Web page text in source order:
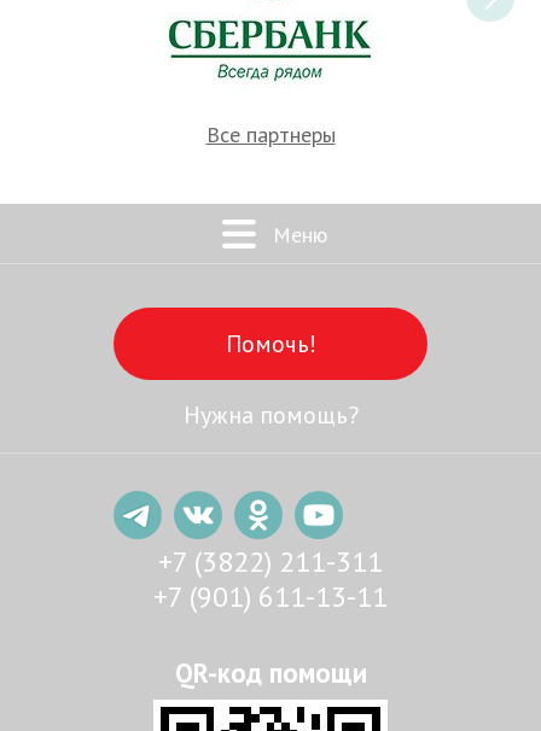
Все партнеры
Меню
Помочь!
Нужна помощь?
+7 (3822) 211-311
+7 (901) 611-13-11